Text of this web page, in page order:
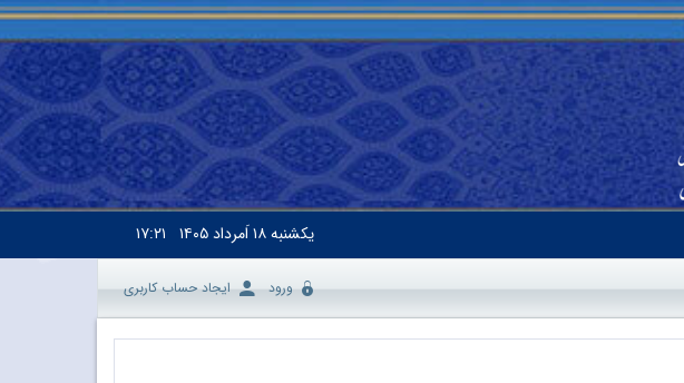
یکشنبه۱۸ اَمرداد ۱۴۰۵ ۱۷:۲۱
ورود ایجاد حساب کاربری